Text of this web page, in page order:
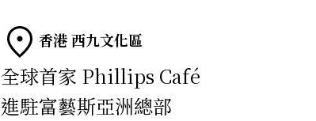
香港 西九文化區
全球首家 Phillips Café
進駐富藝斯亞洲總部